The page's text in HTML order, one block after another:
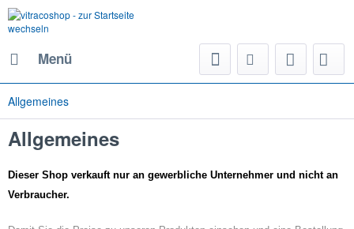
Menü
Allgemeines
Allgemeines
Dieser Shop verkauft nur an gewerbliche Unternehmer und nicht an
Verbraucher.